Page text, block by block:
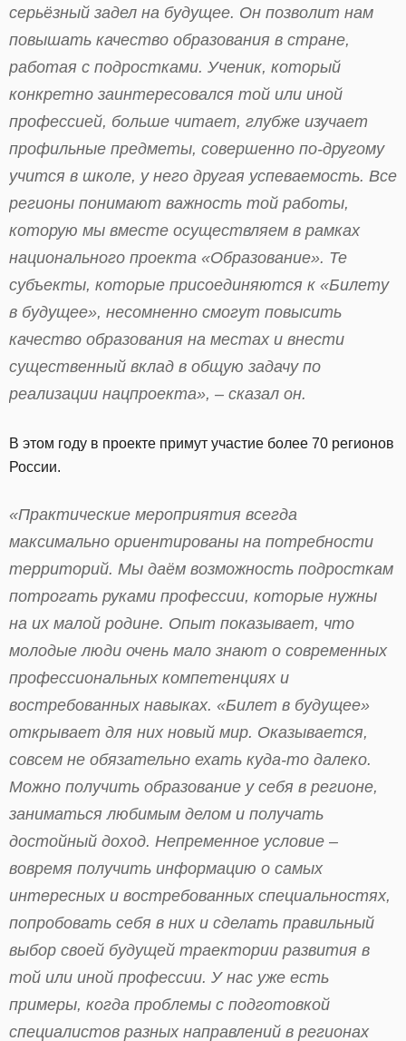
серьёзный задел на будущее. Он позволит нам
повышать качество образования в стране,
работая с подростками. Ученик, который
конкретно заинтересовался той или иной
профессией, больше читает, глубже изучает
профильные предметы, совершенно по-другому
учится в школе, у него другая успеваемость. Все
регионы понимают важность той работы,
которую мы вместе осуществляем в рамках
национального проекта «Образование». Те
субъекты, которые присоединяются к «Билету
в будущее», несомненно смогут повысить
качество образования на местах и внести
существенный вклад в общую задачу по
реализации нацпроекта», – сказал он.
В этом году в проекте примут участие более 70 регионов
России.
«Практические мероприятия всегда
максимально ориентированы на потребности
территорий. Мы даём возможность подросткам
потрогать руками профессии, которые нужны
на их малой родине. Опыт показывает, что
молодые люди очень мало знают о современных
профессиональных компетенциях и
востребованных навыках. «Билет в будущее»
открывает для них новый мир. Оказывается,
совсем не обязательно ехать куда-то далеко.
Можно получить образование у себя в регионе,
заниматься любимым делом и получать
достойный доход. Непременное условие –
вовремя получить информацию о самых
интересных и востребованных специальностях,
попробовать себя в них и сделать правильный
выбор своей будущей траектории развития в
той или иной профессии. У нас уже есть
примеры, когда проблемы с подготовкой
специалистов разных направлений в регионах